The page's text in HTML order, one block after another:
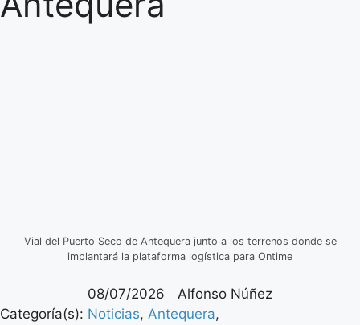
Vial del Puerto Seco de Antequera junto a los terrenos donde se
implantará la plataforma logística para Ontime
08/07/2026
Alfonso Núñez
Categoría(s): Noticias, Antequera,